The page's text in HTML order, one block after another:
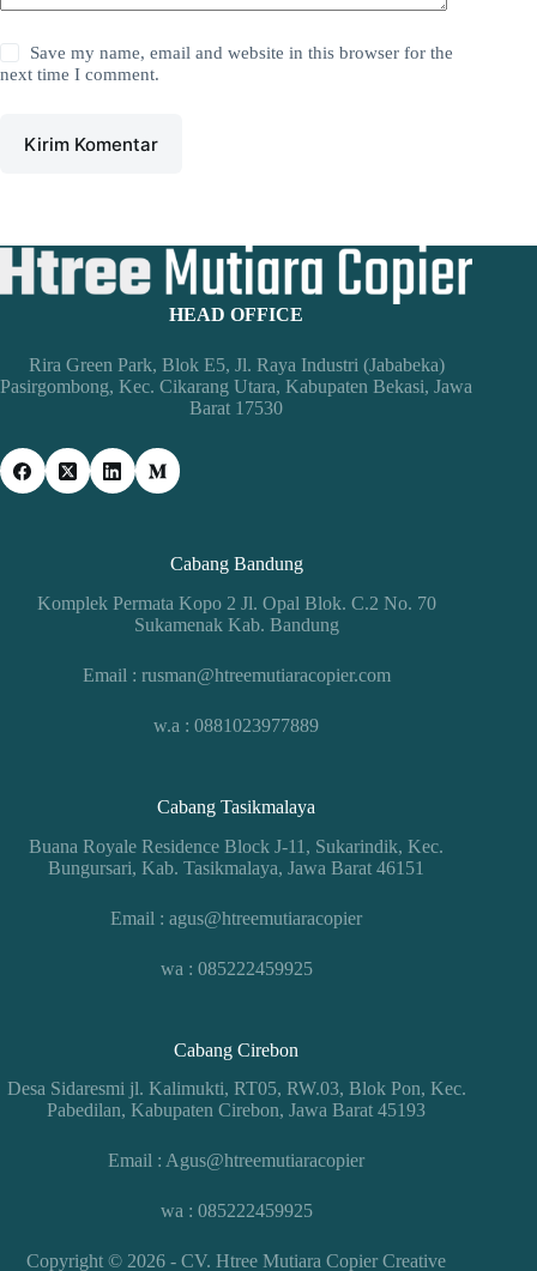
Save my name, email and website in this browser for the
next time I comment.
Kirim Komentar
HEAD OFFICE
Rira Green Park, Blok E5, Jl. Raya Industri (Jababeka)
Pasirgombong, Kec. Cikarang Utara, Kabupaten Bekasi, Jawa
Barat 17530
Cabang Bandung
Komplek Permata Kopo 2 Jl. Opal Blok. C.2 No. 70
Sukamenak Kab. Bandung
Email : rusman@htreemutiaracopier.com
w.a : 0881023977889
Cabang Tasikmalaya
Buana Royale Residence Block J-11, Sukarindik, Kec.
Bungursari, Kab. Tasikmalaya, Jawa Barat 46151
Email : agus@htreemutiaracopier
wa : 085222459925
Cabang Cirebon
Desa Sidaresmi jl. Kalimukti, RT05, RW.03, Blok Pon, Kec.
Pabedilan, Kabupaten Cirebon, Jawa Barat 45193
Email : Agus@htreemutiaracopier
wa : 085222459925
Copyright © 2026 - CV. Htree Mutiara CopierCreative